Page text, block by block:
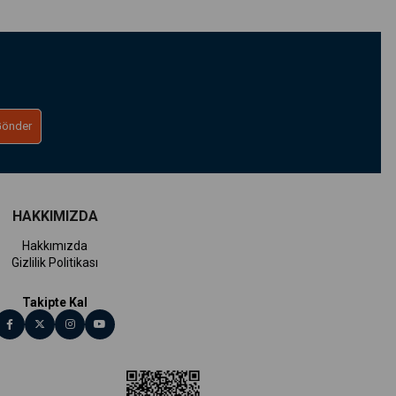
adetli paketler sunulmaktadır.
satmak
için uygun koli paketleri arasından işletmenize en
HAKKIMIZDA
Hakkımızda
Gizlilik Politikası
Takipte Kal